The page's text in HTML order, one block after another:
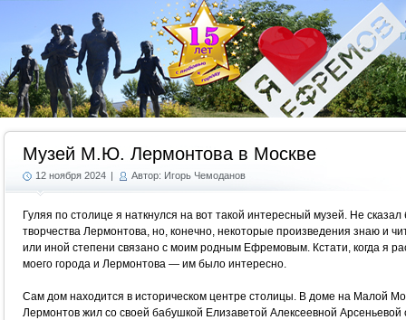
Музей М.Ю. Лермонтова в Москве
12 ноября 2024 | Автор: Игорь Чемоданов
Гуляя по столице я наткнулся на вот такой интересный музей. Не
творчества Лермонтова, но, конечно, некоторые произведения знаю и
или иной степени связано с моим родным Ефремовым. Кстати, когда я
моего города и Лермонтова — им было интересно.
Сам дом находится в историческом центре столицы. В доме на Малой
Лермонтов жил со своей бабушкой Елизаветой Алексеевной Арсеньевой